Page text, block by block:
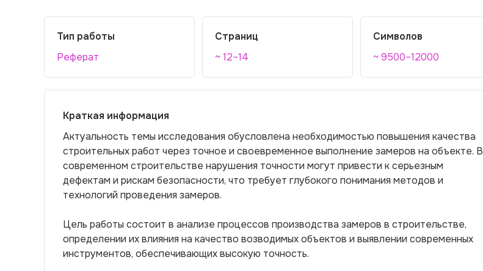
Тип работы
Реферат
Страниц
~ 12–14
Символов
~ 9500–12000
Краткая информация
Актуальность темы исследования обусловлена необходимостью повышения качества
строительных работ через точное и своевременное выполнение замеров на объекте. В
современном строительстве нарушения точности могут привести к серьезным
дефектам и рискам безопасности, что требует глубокого понимания методов и
технологий проведения замеров.
Цель работы состоит в анализе процессов производства замеров в строительстве,
определении их влияния на качество возводимых объектов и выявлении современных
инструментов, обеспечивающих высокую точность.